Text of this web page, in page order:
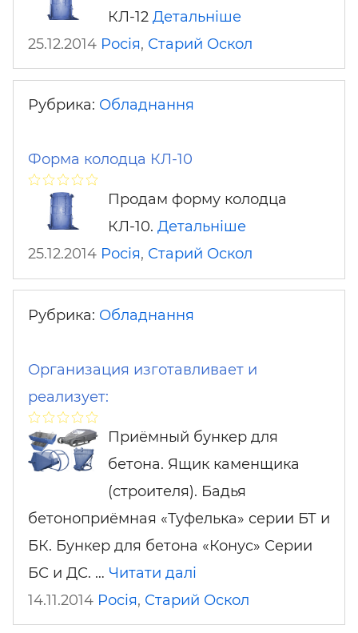
КЛ-12 Детальніше
25.12.2014 Росія, Старий Оскол
Рубрика: Обладнання
Форма колодца КЛ-10
Продам форму колодца
КЛ-10. Детальніше
25.12.2014 Росія, Старий Оскол
Рубрика: Обладнання
Организация изготавливает и
реализует:
Приёмный бункер для
бетона. Ящик каменщика
(строителя). Бадья
бетоноприёмная «Туфелька» серии БТ и
БК. Бункер для бетона «Конус» Серии
БС и ДС. … Читати далі
14.11.2014 Росія, Старий Оскол